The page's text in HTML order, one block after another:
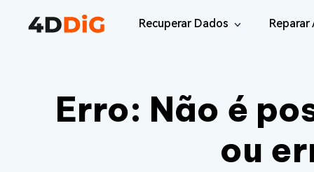
Recuperar Dados
Windows Data Recovery
Recuperar Arquivos Apagados de Win
Mac Data Recovery
Recuperar Arquivos Apagados de Mac
Reparar
Email
Erro: Não é
ou